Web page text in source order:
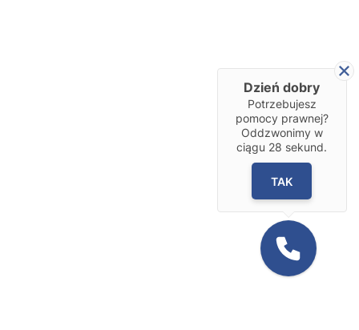
Dzień dobry
Potrzebujesz
pomocy prawnej?
Oddzwonimy w
ciągu 28 sekund.
TAK